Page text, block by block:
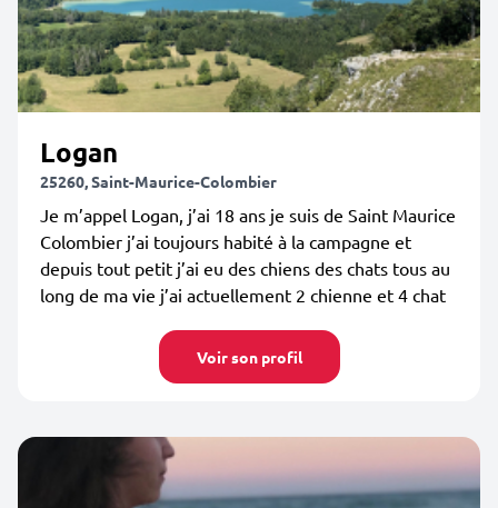
Logan
25260, Saint-Maurice-Colombier
Je m’appel Logan, j’ai 18 ans je suis de Saint Maurice
Colombier j’ai toujours habité à la campagne et
depuis tout petit j’ai eu des chiens des chats tous au
long de ma vie j’ai actuellement 2 chienne et 4 chat
Voir son profil